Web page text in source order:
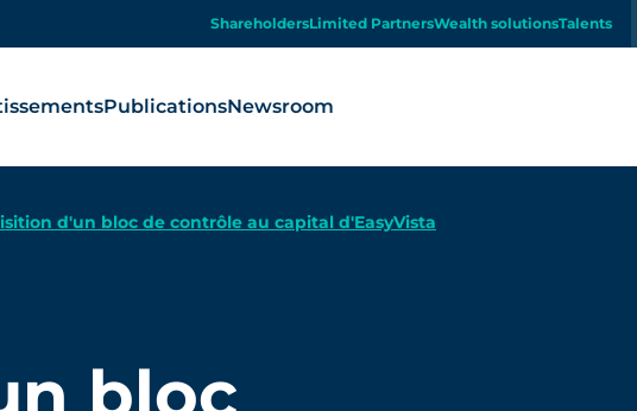
ShareholdersLimited PartnersWealth solutionsTalents
PublicationsNewsroom
d'un bloc de contrôle au capital d'EasyVista
bloc